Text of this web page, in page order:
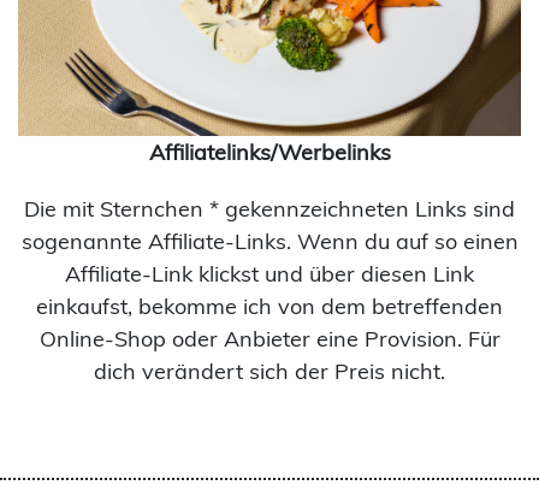
Affiliatelinks/Werbelinks
Die mit Sternchen * gekennzeichneten Links sind
sogenannte Affiliate-Links. Wenn du auf so einen
Affiliate-Link klickst und über diesen Link
einkaufst, bekomme ich von dem betreffenden
Online-Shop oder Anbieter eine Provision. Für
dich verändert sich der Preis nicht.